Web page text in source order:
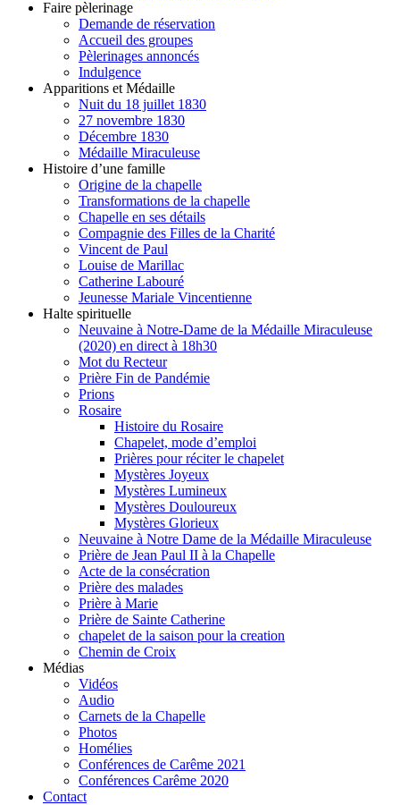
Faire pèlerinage
Demande de réservation
Accueil des groupes
Pèlerinages annoncés
Indulgence
Apparitions et Médaille
Nuit du 18 juillet 1830
27 novembre 1830
Décembre 1830
Médaille Miraculeuse
Histoire d’une famille
Origine de la chapelle
Transformations de la chapelle
Chapelle en ses détails
Compagnie des Filles de la Charité
Vincent de Paul
Louise de Marillac
Catherine Labouré
Jeunesse Mariale Vincentienne
Halte spirituelle
Neuvaine à Notre-Dame de la Médaille Miraculeuse
(2020) en direct à 18h30
Mot du Recteur
Prière Fin de Pandémie
Prions
Rosaire
Histoire du Rosaire
Chapelet, mode d’emploi
Prières pour réciter le chapelet
Mystères Joyeux
Mystères Lumineux
Mystères Douloureux
Mystères Glorieux
Neuvaine à Notre Dame de la Médaille Miraculeuse
Prière de Jean Paul II à la Chapelle
Acte de la consécration
Prière des malades
Prière à Marie
Prière de Sainte Catherine
chapelet de la saison pour la creation
Chemin de Croix
Médias
Vidéos
Audio
Carnets de la Chapelle
Photos
Homélies
Conférences de Carême 2021
Conférences Carême 2020
Contact